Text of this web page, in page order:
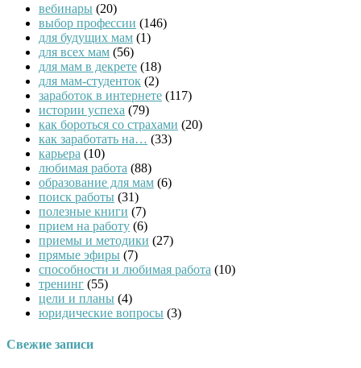
вебинары (20)
выбор профессии (146)
для будущих мам (1)
для всех мам (56)
для мам в декрете (18)
для мам-студенток (2)
заработок в интернете (117)
истории успеха (79)
как бороться со страхами (20)
как заработать на… (33)
карьера (10)
любимая работа (88)
образование для мам (6)
поиск работы (31)
полезные книги (7)
прием на работу (6)
приемы и методики (27)
прямые эфиры (7)
способности и любимая работа (10)
тренинг (55)
цели и планы (4)
юридические вопросы (3)
Свежие записи